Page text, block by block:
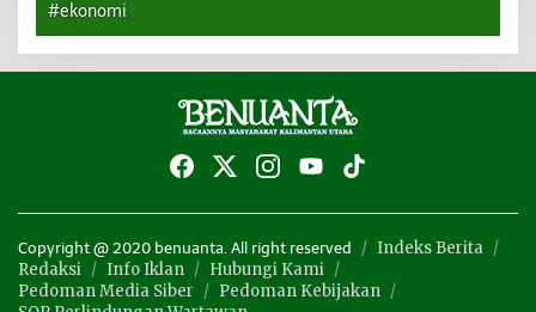
#ekonomi
Copyright @ 2020 benuanta. All right reserved
Indeks Berita
Redaksi
Info Iklan
Hubungi Kami
Pedoman Media Siber
Pedoman Kebijakan